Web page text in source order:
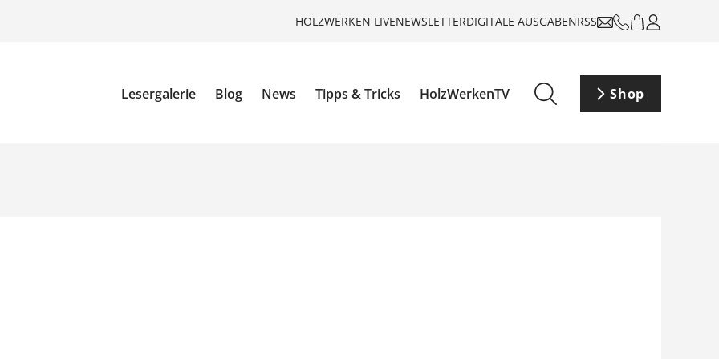
HOLZWERKEN LIVENEWSLETTERDIGITALE AUSGABENRSS
Lesergalerie Blog News Tipps & Tricks HolzWerkenTV Shop